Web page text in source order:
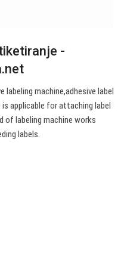
-
labeling machine,adhesive label
is applicable for attaching label
of labeling machine works
labels.